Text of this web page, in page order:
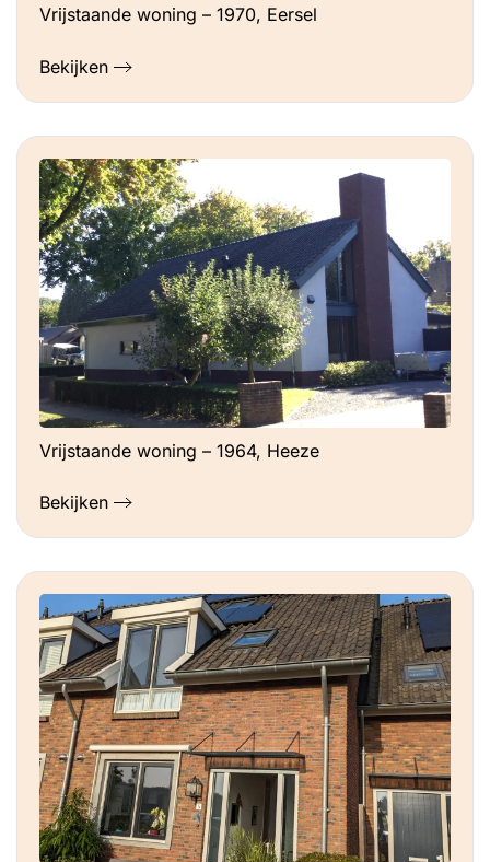
Vrijstaande woning – 1970, Eersel
Bekijken
Vrijstaande woning – 1964, Heeze
Bekijken